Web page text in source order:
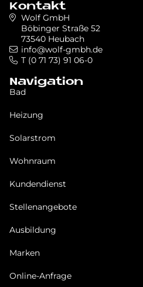
Kontakt
Wolf GmbH
Böbinger Straße 52
73540 Heubach
info@wolf-gmbh.de
T (0 71 73) 91 06-0
Navigation
Bad
Heizung
Solarstrom
Wohnraum
Kundendienst
Stellenangebote
Ausbildung
Marken
Online-Anfrage